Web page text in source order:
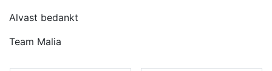
Alvast bedankt
Team Malia